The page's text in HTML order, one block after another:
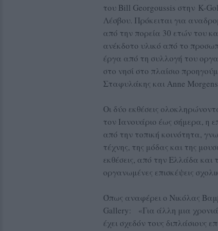
του Bill Georgoussis στην K-
Λέσβου. Πρόκειται για
από την πορεία 30 ετών του
ανέκδοτο υλικό από το
έργα από τη συλλογή του
στο νησί στο πλαίσιο
Σταφυλάκης και Anne
Οι δύο εκθέσεις
τον Ιανουάριο έως σήμερα, η
από την τοπική κοινότητα,
τέχνης, της μόδας και της
εκθέσεις, από την Ελλάδα και
οργανωμένες επισκέψεις
Όπως αναφέρει ο Νικόλας
Gallery: «Για άλλη μια
έχει σχεδόν τους διπλάσιους